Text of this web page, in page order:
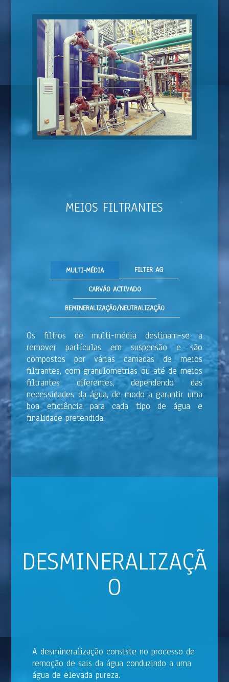
MEIOS FILTRANTES
MULTI-MÉDIA FILTER AG
CARVÃO ACTIVADO
REMINERALIZAÇÃO/NEUTRALIZAÇÃO
Os filtros de multi-média destinam-se a
remover partículas em suspensão e são
compostos por várias camadas de meios
filtrantes, com granulometrias ou até de meios
filtrantes diferentes, dependendo das
necessidades da água, de modo a garantir uma
boa eficiência para cada tipo de água e
finalidade pretendida.
DESMINERALIZAÇÃ
O
A desmineralização consiste no processo de
remoção de sais da água conduzindo a uma
água de elevada pureza.